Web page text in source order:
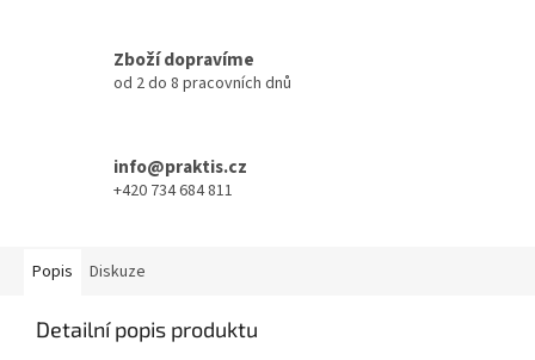
Zboží dopravíme
od 2 do 8 pracovních dnů
info@praktis.cz
+420 734 684 811
Popis Diskuze
Detailní popis produktu